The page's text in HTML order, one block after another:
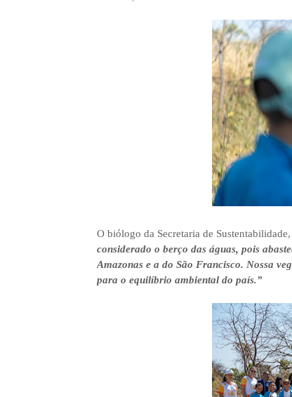
O biólogo da Secretaria de
considerado o berço das águas, pois
Amazonas e a do São Francisco. Nossa
para o equilíbrio ambiental do país.”